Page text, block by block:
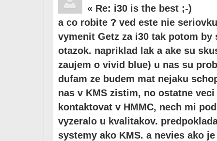
« Re: i30 is the best ;-)
a co robite ? ved este nie
vymenit Getz za i30 tak potom by
otazok. napriklad lak a ake su
zaujem o vivid blue) u nas su
dufam ze budem mat nejaku
nas v KMS zistim, no ostatne
kontaktovat v HMMC, nech mi
vyzeralo u kvalitakov.
systemy ako KMS. a nevies ako